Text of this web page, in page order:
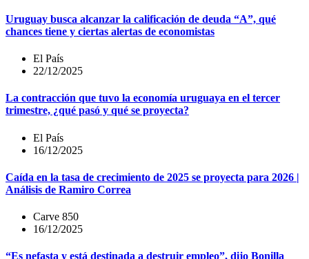
Uruguay busca alcanzar la calificación de deuda “A”, qué
chances tiene y ciertas alertas de economistas
El País
22/12/2025
La contracción que tuvo la economía uruguaya en el tercer
trimestre, ¿qué pasó y qué se proyecta?
El País
16/12/2025
Caída en la tasa de crecimiento de 2025 se proyecta para 2026 |
Análisis de Ramiro Correa
Carve 850
16/12/2025
“Es nefasta y está destinada a destruir empleo”, dijo Bonilla